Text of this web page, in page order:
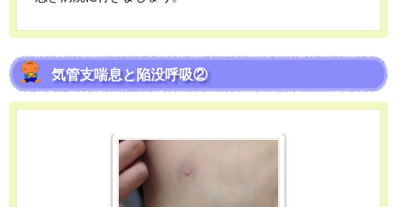
気管支喘息と陥没呼吸②